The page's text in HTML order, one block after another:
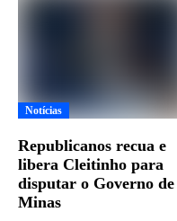
Notícias
Republicanos recua e
libera Cleitinho para
disputar o Governo de
Minas